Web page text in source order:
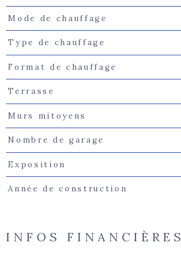
Mode de chauffage
Type de chauffage
Format de chauffage
Terrasse
Murs mitoyens
Nombre de garage
Exposition
Année de construction
INFOS FINANCIÈRES